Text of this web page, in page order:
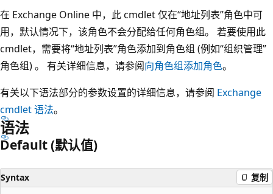
在 Exchange Online 中，此 cmdlet 仅在“地址列表”角色中可
用，默认情况下，该角色不会分配给任何角色组。 若要使用此
cmdlet，需要将“地址列表”角色添加到角色组 (例如“组织管理”
角色组) 。 有关详细信息，请参阅向角色组添加角色。
有关以下语法部分的参数设置的详细信息，请参阅 Exchange
cmdlet 语法。
语法
Default (默认值)
Syntax 复制